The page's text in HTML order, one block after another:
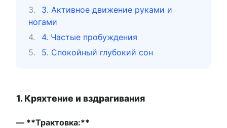
3. Активное движение руками и
ногами
4. Частые пробуждения
5. Спокойный глубокий сон
1. Кряхтение и вздрагивания
— **Трактовка:**